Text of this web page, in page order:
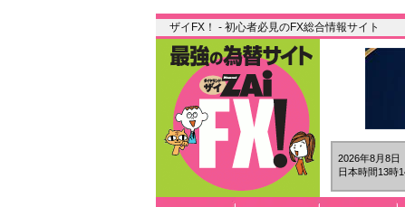
ザイFX！ - 初心者必見のFX総合情報サイト
2026年8月8日
日本時間13時